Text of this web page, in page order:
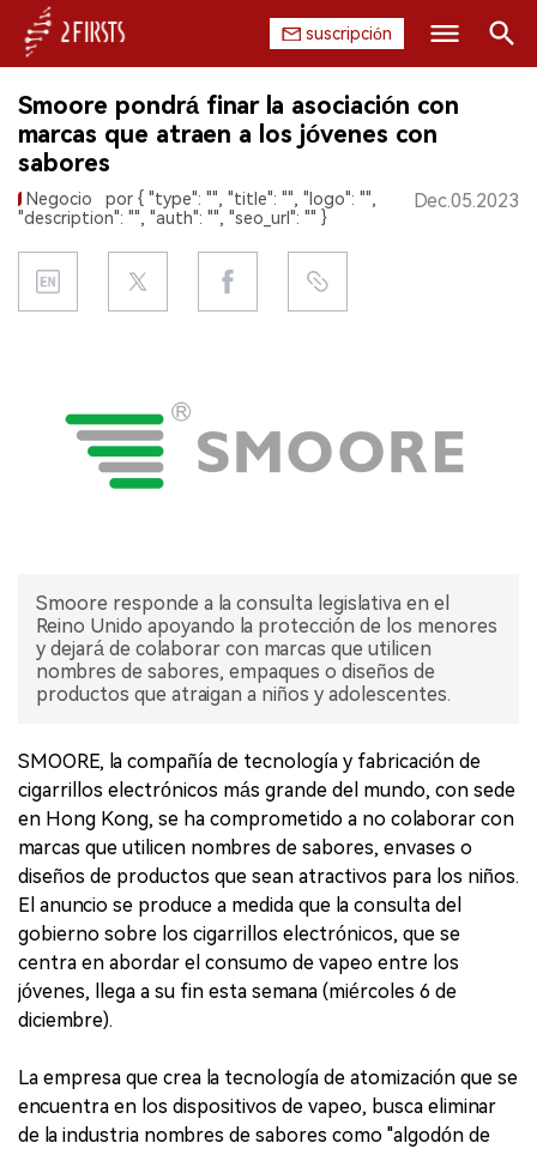
suscripción
INICIO
EMPRESA
REGULACIÓN
DATOS
EXPOSICIÓN
Buscar
Smoore pondrá finar la asociación con
marcas que atraen a los jóvenes con
sabores
Negocio
por { "type": "", "title": "", "logo": "",
"description": "", "auth": "", "seo_url": "" }
Dec.05.2023
Smoore responde a la consulta legislativa en el
Reino Unido apoyando la protección de los menores
y dejará de colaborar con marcas que utilicen
nombres de sabores, empaques o diseños de
productos que atraigan a niños y adolescentes.
SMOORE, la compañía de tecnología y fabricación de
cigarrillos electrónicos más grande del mundo, con sede
en Hong Kong, se ha comprometido a no colaborar con
marcas que utilicen nombres de sabores, envases o
diseños de productos que sean atractivos para los niños.
El anuncio se produce a medida que la consulta del
gobierno sobre los cigarrillos electrónicos, que se
centra en abordar el consumo de vapeo entre los
jóvenes, llega a su fin esta semana (miércoles 6 de
diciembre).
La empresa que crea la tecnología de atomización que se
encuentra en los dispositivos de vapeo, busca eliminar
de la industria nombres de sabores como "algodón de